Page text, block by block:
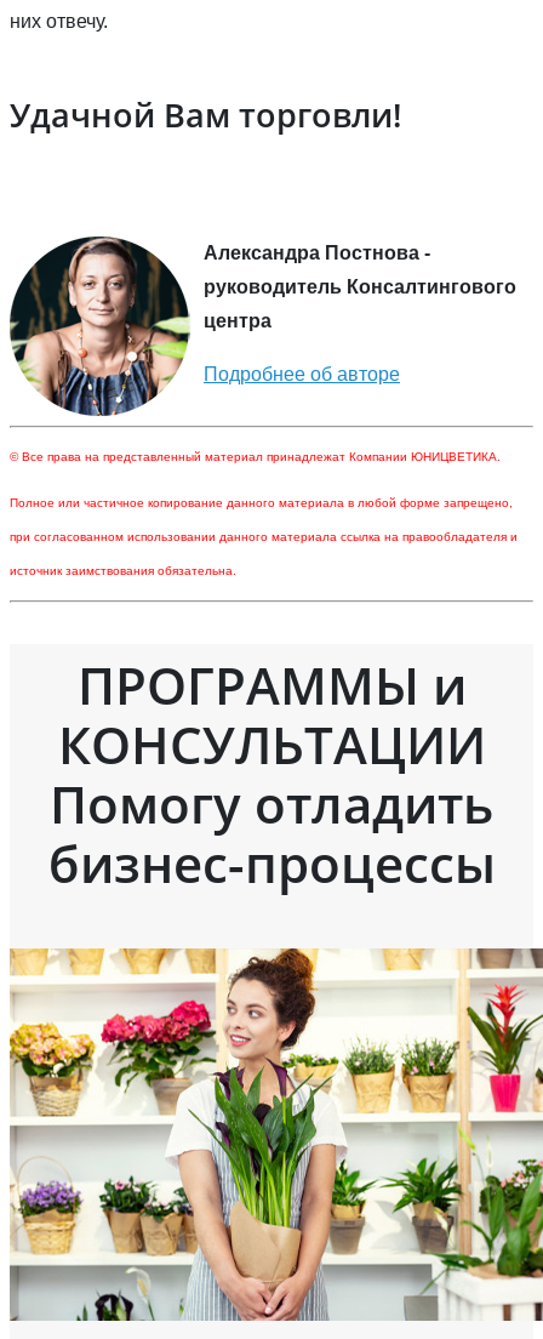
них отвечу.
Удачной Вам торговли!
Александра Постнова -
руководитель Консалтингового
центра
Подробнее об авторе
© Все права на представленный материал принадлежат Компании ЮНИЦВЕТИКА.
Полное или частичное копирование данного материала в любой форме запрещено,
при согласованном использовании данного материала ссылка на правообладателя и
источник заимствования обязательна.
ПРОГРАММЫ и
КОНСУЛЬТАЦИИ
Помогу отладить
бизнес-процессы